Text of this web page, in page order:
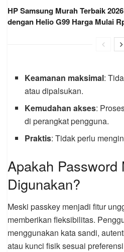
HP Samsung Murah Terbaik
dengan Helio G99 Harga Mulai
Keamanan maksimal:
atau dipalsukan.
Kemudahan akses:
di perangkat pengguna.
Praktis: Tidak perlu
Apakah Password
Digunakan?
Meski passkey menjadi fitur
memberikan fleksibilitas.
menggunakan kata sandi,
atau kunci fisik sesuai